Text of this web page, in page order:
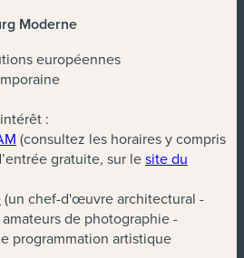
Moderne
européennes
:
(consultez les horaires y compris
gratuite, sur lesite du
(un chef-d'œuvre architectural -
de photographie -
programmation artistique